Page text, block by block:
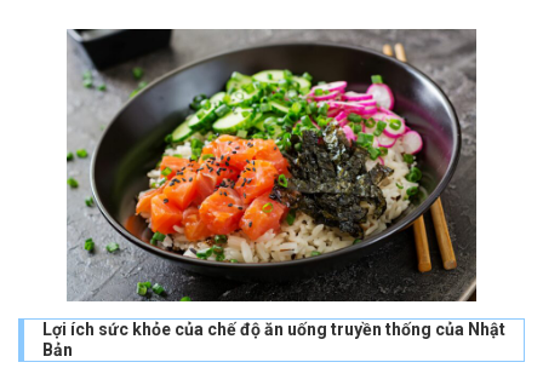
Lợi ích sức khỏe của chế độ ăn uống truyền thống của Nhật
Bản